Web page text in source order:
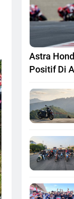
Astra
Positif Di